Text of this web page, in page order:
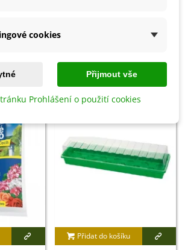
Přidat do košíku
cookies
Přijmout vše
Prohlášení o použití cookies